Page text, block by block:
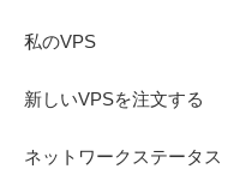
私のVPS
新しいVPSを注文する
ネットワークステータス